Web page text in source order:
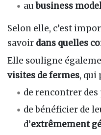
aubusiness
Selon elle, c’est
savoir dans quelles
Elle souligne
visites de fermes, qui
de rencontrer des
de bénéficier de
d’extrêmement